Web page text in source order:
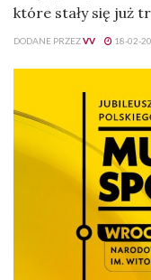
które stały się już
DODANE PRZEZVV 18-02-